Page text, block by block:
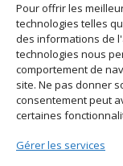
Pour offrir les
technologies telles
des informations de
technologies nous
comportement de
site. Ne pas donner
consentement peut
certaines
Gérer les services
© 2021 Mairie